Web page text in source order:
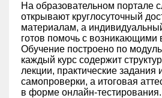
На образовательном портале
открывают круглосуточный
материалам, а
готов помочь с возникающими
Обучение построено по
каждый курс содержит
лекции, практические задания
самопроверки, а итоговая
в форме онлайн-тестирования.